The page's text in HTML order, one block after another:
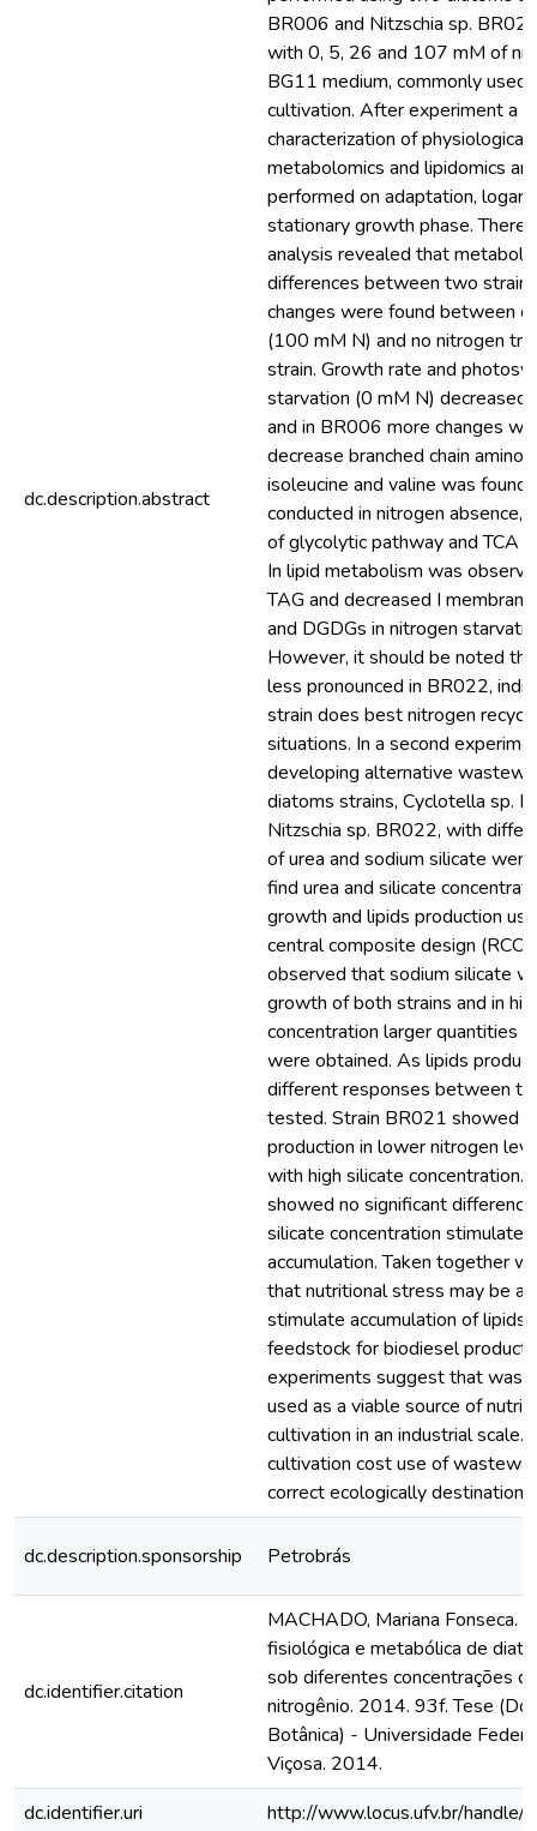
dc.description.abstract
BR006 and Nitzschia sp.
with 0, 5, 26 and 107 mM of
BG11 medium, commonly used
cultivation. After experiment a
characterization of physiological
metabolomics and lipidomics
performed on adaptation,
stationary growth phase.
analysis revealed that
differences between two
changes were found between
(100 mM N) and no nitrogen
strain. Growth rate and
starvation (0 mM N) decreased
and in BR006 more changes
decrease branched chain amino
isoleucine and valine was
conducted in nitrogen absence,
of glycolytic pathway and TCA
In lipid metabolism was
TAG and decreased I
and DGDGs in nitrogen
However, it should be noted
less pronounced in BR022,
strain does best nitrogen
situations. In a second
developing alternative
diatoms strains, Cyclotella sp.
Nitzschia sp. BR022, with
of urea and sodium silicate
find urea and silicate
growth and lipids production
central composite design
observed that sodium silicate
growth of both strains and in
concentration larger quantities
were obtained. As lipids
different responses between
tested. Strain BR021 showed
production in lower nitrogen
with high silicate
showed no significant
silicate concentration
accumulation. Taken together
that nutritional stress may be
stimulate accumulation of lipids,
feedstock for biodiesel
experiments suggest that
used as a viable source of
cultivation in an industrial scale.
cultivation cost use of
correct ecologically destination
dc.description.sponsorship Petrobrás
dc.identifier.citation
MACHADO, Mariana Fonseca.
fisiológica e metabólica de
sob diferentes concentrações
nitrogênio. 2014. 93f. Tese
Botânica) - Universidade
Viçosa. 2014.
dc.identifier.uri
http://www.locus.ufv.br/